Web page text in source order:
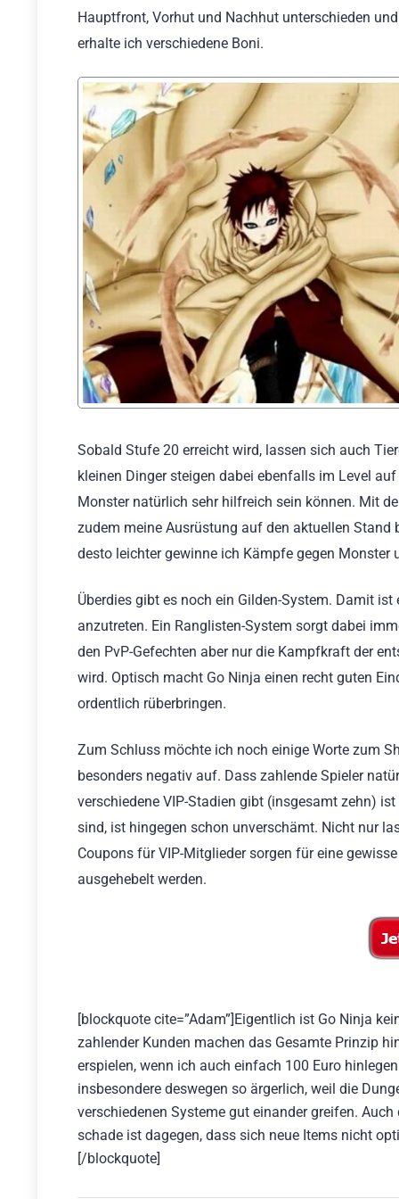
Hauptfront, Vorhut und Nachhut unterschieden
erhalte ich verschiedene Boni.
Sobald Stufe 20 erreicht wird, lassen sich auch
kleinen Dinger steigen dabei ebenfalls im Level
Monster natürlich sehr hilfreich sein können. Mit
zudem meine Ausrüstung auf den aktuellen
desto leichter gewinne ich Kämpfe gegen Monster
Überdies gibt es noch ein Gilden-System. Damit
anzutreten. Ein Ranglisten-System sorgt dabei
den PvP-Gefechten aber nur die Kampfkraft der
wird. Optisch macht Go Ninja einen recht guten
ordentlich rüberbringen.
Zum Schluss möchte ich noch einige Worte zum
besonders negativ auf. Dass zahlende Spieler
verschiedene VIP-Stadien gibt (insgesamt zehn)
sind, ist hingegen schon unverschämt. Nicht nur
Coupons für VIP-Mitglieder sorgen für eine
ausgehebelt werden.
[blockquote cite=”Adam”]Eigentlich ist Go Ninja
zahlender Kunden machen das Gesamte Prinzip
erspielen, wenn ich auch einfach 100 Euro
insbesondere deswegen so ärgerlich, weil die
verschiedenen Systeme gut einander greifen.
schade ist dagegen, dass sich neue Items nicht
[/blockquote]